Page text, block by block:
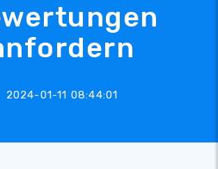
2024-01-11 08:44:01